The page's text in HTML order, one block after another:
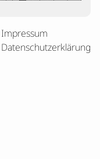
Impressum
Datenschutzerklärung